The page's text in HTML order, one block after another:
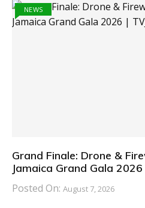
NEWS
Grand Finale: Drone &
Jamaica Grand Gala 2026
Posted On: August 7, 2026